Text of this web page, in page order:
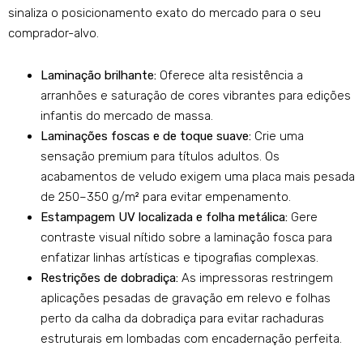
sinaliza o posicionamento exato do mercado para o seu
comprador-alvo.
Laminação brilhante: Oferece alta resistência a
arranhões e saturação de cores vibrantes para edições
infantis do mercado de massa.
Laminações foscas e de toque suave: Crie uma
sensação premium para títulos adultos. Os
acabamentos de veludo exigem uma placa mais pesada
de 250–350 g/m² para evitar empenamento.
Estampagem UV localizada e folha metálica: Gere
contraste visual nítido sobre a laminação fosca para
enfatizar linhas artísticas e tipografias complexas.
Restrições de dobradiça: As impressoras restringem
aplicações pesadas de gravação em relevo e folhas
perto da calha da dobradiça para evitar rachaduras
estruturais em lombadas com encadernação perfeita.